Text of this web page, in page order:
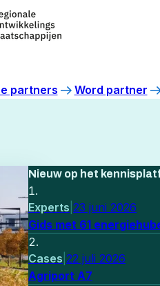
partners Word partner
Nieuw op het
Experts 23 juni 2026
Gids met 61
Cases 22 juli 2026
Agriport A7